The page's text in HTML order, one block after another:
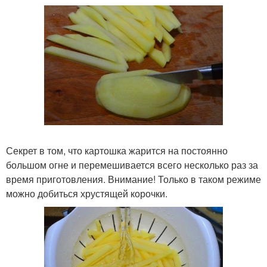
Секрет в том, что картошка жарится на постоянно
большом огне и перемешивается всего несколько раз за
время приготовления. Внимание! Только в таком режиме
можно добиться хрустящей корочки.